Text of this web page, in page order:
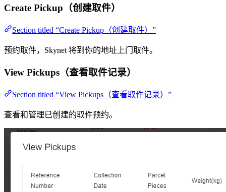
Create Pickup（创建取件）
Section titled “Create Pickup（创建取件）”
预约取件，Skynet 将到你的地址上门取件。
View Pickups（查看取件记录）
Section titled “View Pickups（查看取件记录）”
查看和管理已创建的取件预约。